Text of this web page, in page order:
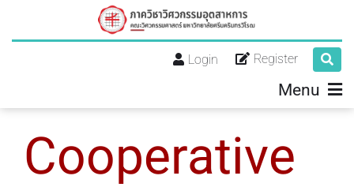
Register
Login
Menu
Cooperative